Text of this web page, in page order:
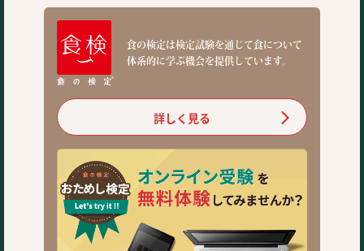
食の検定は検定試験を通じて食について
体系的に学ぶ機会を提供しています。
詳しく見る